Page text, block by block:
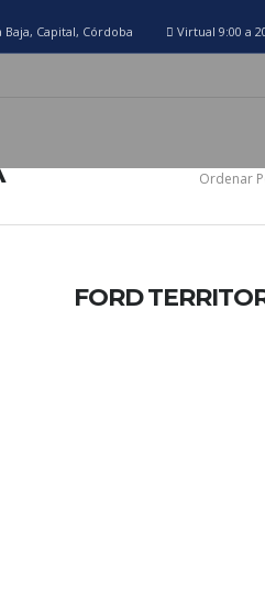
Virtual 9:00 a
Capital, Córdoba
Ordenar
FORD